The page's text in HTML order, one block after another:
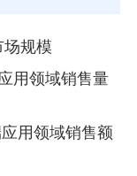
场规模
用领域销售量
用领域销售额